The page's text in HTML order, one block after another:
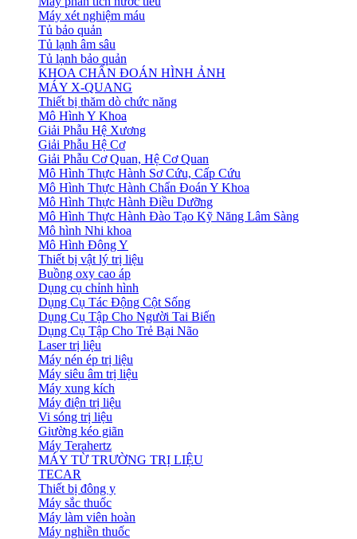
Máy xét nghiệm máu
Tủ bảo quản
Tủ lạnh âm sâu
Tủ lạnh bảo quản
KHOA CHẨN ĐOÁN HÌNH ẢNH
MÁY X-QUANG
Thiết bị thăm dò chức năng
Mô Hình Y Khoa
Giải Phẫu Hệ Xương
Giải Phẫu Hệ Cơ
Giải Phẫu Cơ Quan, Hệ Cơ Quan
Mô Hình Thực Hành Sơ Cứu, Cấp Cứu
Mô Hình Thực Hành Chẩn Đoán Y Khoa
Mô Hình Thực Hành Điều Dưỡng
Mô Hình Thực Hành Đào Tạo Kỹ Năng Lâm Sàng
Mô hình Nhi khoa
Mô Hình Đông Y
Thiết bị vật lý trị liệu
Buồng oxy cao áp
Dụng cụ chỉnh hình
Dụng Cụ Tác Động Cột Sống
Dụng Cụ Tập Cho Người Tai Biến
Dụng Cụ Tập Cho Trẻ Bại Não
Laser trị liệu
Máy nén ép trị liệu
Máy siêu âm trị liệu
Máy xung kích
Máy điện trị liệu
Vi sóng trị liệu
Giường kéo giãn
Máy Terahertz
MÁY TỪ TRƯỜNG TRỊ LIỆU
TECAR
Thiết bị đông y
Máy sắc thuốc
Máy làm viên hoàn
Máy nghiền thuốc